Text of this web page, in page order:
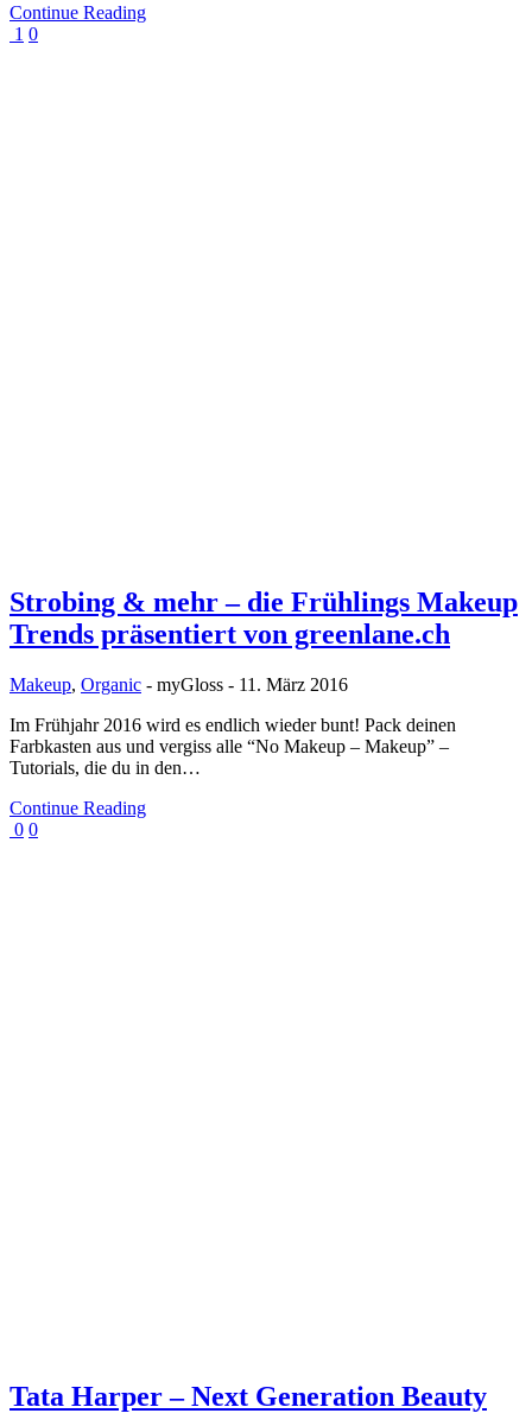
Continue Reading
1 0
Strobing & mehr – die Frühlings Makeup
Trends präsentiert von greenlane.ch
Makeup, Organic - myGloss - 11. März 2016
Im Frühjahr 2016 wird es endlich wieder bunt! Pack deinen
Farbkasten aus und vergiss alle “No Makeup – Makeup” –
Tutorials, die du in den…
Continue Reading
0 0
Tata Harper – Next Generation Beauty